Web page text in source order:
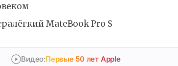
MateBook Pro S
Видео:Первые 50 лет Apple